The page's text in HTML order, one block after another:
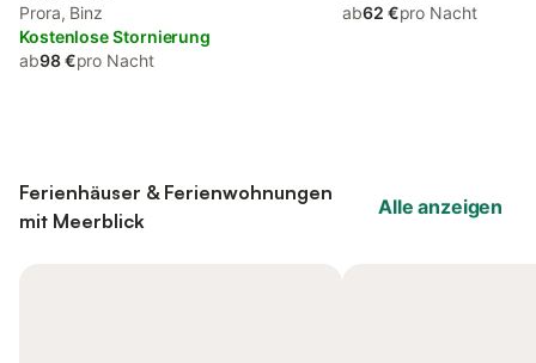
Prora, Binz
Kostenlose Stornierung
ab98 €pro Nacht
ab62 €pro Nacht
Ferienhäuser & Ferienwohnungen
mit Meerblick
Alle anzeigen